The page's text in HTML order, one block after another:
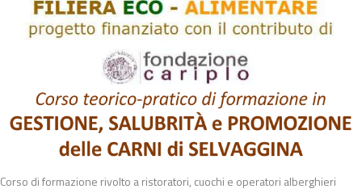
Corso di formazione rivolto a ristoratori, cuochi e operatori alberghieri